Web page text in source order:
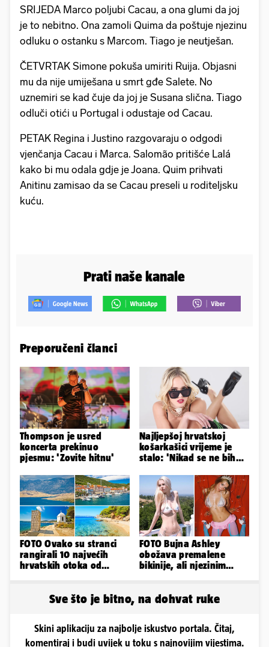
SRIJEDA Marco poljubi Cacau, a ona glumi da joj
je to nebitno. Ona zamoli Quima da poštuje njezinu
odluku o ostanku s Marcom. Tiago je neutješan.
ČETVRTAK Simone pokuša umiriti Ruija. Objasni
mu da nije umiješana u smrt gđe Salete. No
uznemiri se kad čuje da joj je Susana slična. Tiago
odluči otići u Portugal i odustaje od Cacau.
PETAK Regina i Justino razgovaraju o odgodi
vjenčanja Cacau i Marca. Salomão pritišće Lalá
kako bi mu odala gdje je Joana. Quim prihvati
Anitinu zamisao da se Cacau preseli u roditeljsku
kuću.
Prati naše kanale
Preporučeni članci
Thompson je usred
koncerta prekinuo
pjesmu: 'Zovite hitnu'
Najljepšoj hrvatskoj
košarkašici vrijeme je
stalo: 'Nikad se ne bih
Playboy...'
FOTO Ovako su stranci
rangirali 10 najvećih
hrvatskih otoka od
FOTO Bujna Ashley
obožava premalene
bikinije, ali njezinim
Sve što je bitno, na dohvat ruke
Skini aplikaciju za najbolje iskustvo portala. Čitaj,
komentiraj i budi uvijek u toku s najnovijim vijestima.